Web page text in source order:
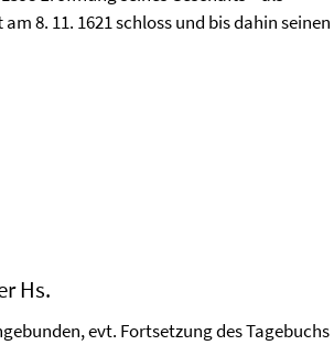
8. 11. 1621 schloss und bis dahin seinen
Hs.
evt. Fortsetzung des Tagebuchs